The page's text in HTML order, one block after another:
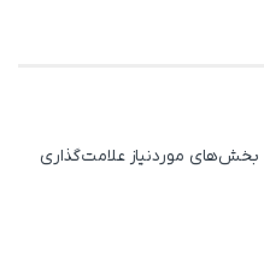
بخش‌های موردنیاز علامت‌گذاری